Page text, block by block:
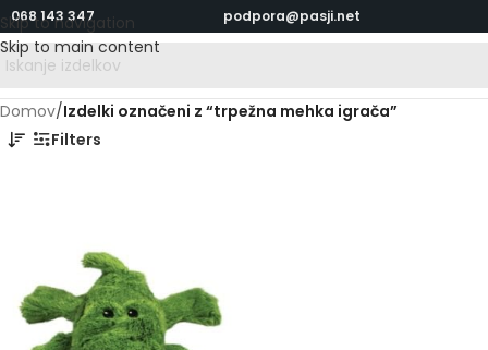
Skip to navigation
Skip to main content
068 143 347 podpora@pasji.net
Domov/Izdelki označeni z “trpežna mehka igrača”
Filters